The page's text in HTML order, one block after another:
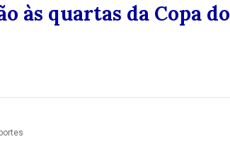
às quartas da Copa do